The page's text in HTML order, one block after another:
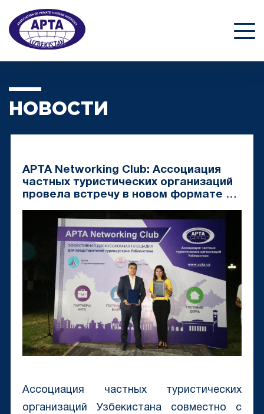
НОВОСТИ
APTA Networking Club: Ассоциация
частных туристических организаций
провела встречу в новом формате с
Ассоциация частных туристических
организаций Узбекистана совместно с